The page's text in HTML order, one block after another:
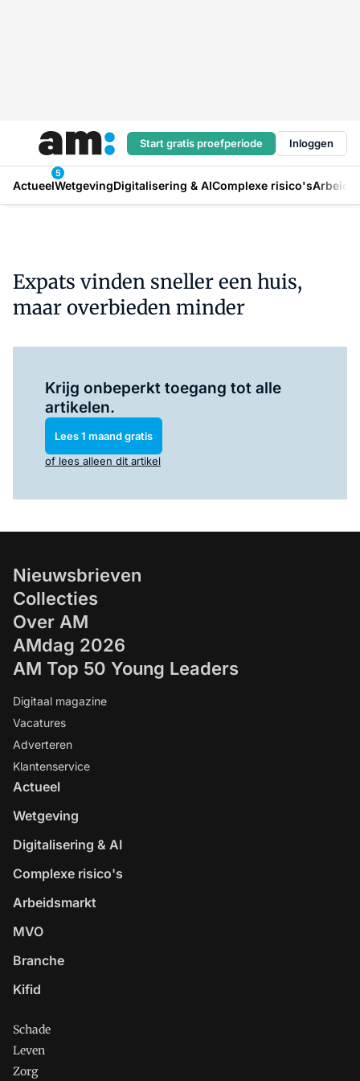
Start gratis proefperiode Inloggen
Actueel
5
WetgevingDigitalisering & AIComplexe risico's
Expats vinden sneller een huis,
maar overbieden minder
Krijg onbeperkt toegang tot alle
artikelen.
Lees 1 maand gratis
of lees alleen dit artikel
Nieuwsbrieven
Collecties
Over AM
AMdag 2026
AM Top 50 Young Leaders
Digitaal magazine
Vacatures
Adverteren
Klantenservice
Actueel
Wetgeving
Digitalisering & AI
Complexe risico's
Arbeidsmarkt
MVO
Branche
Kifid
Schade
Leven
Zorg